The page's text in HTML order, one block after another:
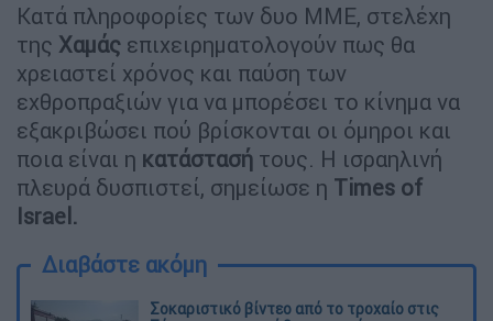
Κατά πληροφορίες των δυο ΜΜΕ, στελέχη
της Χαμάς επιχειρηματολογούν πως θα
χρειαστεί χρόνος και παύση των
εχθροπραξιών για να μπορέσει το κίνημα να
εξακριβώσει πού βρίσκονται οι όμηροι και
ποια είναι η κατάστασή τους. Η ισραηλινή
πλευρά δυσπιστεί, σημείωσε η Times of
Israel.
Διαβάστε ακόμη
Σοκαριστικό βίντεο από το τροχαίο στις